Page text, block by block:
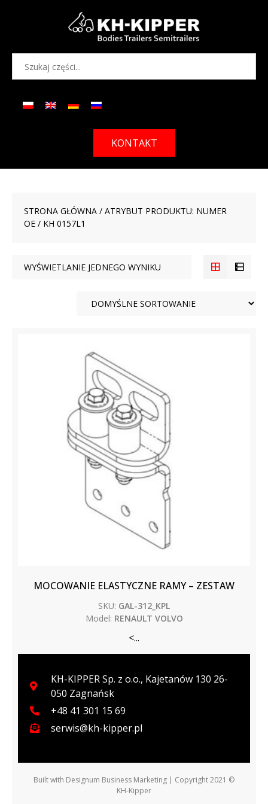
KONTAKT
STRONA GŁÓWNA / ATRYBUT PRODUKTU: NUMER
OE / KH 0157L1
WYŚWIETLANIE JEDNEGO WYNIKU
MOCOWANIE ELASTYCZNE RAMY – ZESTAW
SKU: GAL-312_KPL
Model: RENAULT VOLVO
<...
KH-KIPPER Sp. z o.o., Kajetanów 130 26-
050 Zagnańsk
+48 41 301 15 69
serwis@kh-kipper.pl
Built with Designum Business Marketing | Copyright 2021 ©
KH-Kipper